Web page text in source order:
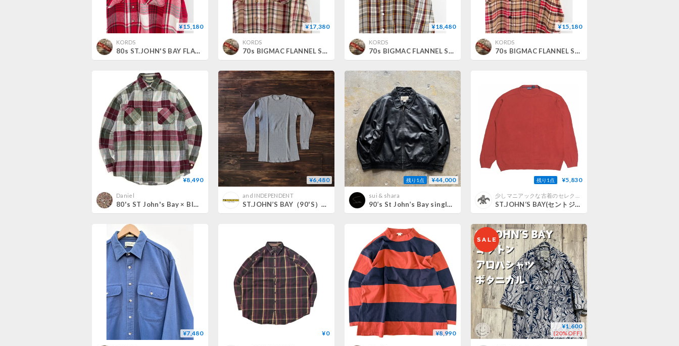
¥15,180
KORDS
80s ST.JOHN'S BAY FLANNEL SHIRT MADE IN USA 🇺🇸 Size L
¥17,380
KORDS
70s BIGMAC FLANNEL SHIRT MADE IN USA 🇺🇸 Size L
¥18,480
KORDS
70s BIGMAC FLANNEL SHIRT Size XL
¥15,180
KORDS
70s BIGMAC FLANNEL SHIRT Size M
¥8,490
Daniel
80's ST John's Bay × BIG MAC Check Flannel Shirt Lサイズ
¥6,480
and INDEPENDENT
ST.JOHN’S BAY（90'S）/ THERMAL SHIRT
残り1点 ¥44,000
sui & shara
90’s St John’s Bay single zip leather jacket
残り1点 ¥5,830
ST.JOHN‘S BAY(セントジョンズベイ) セーター
¥7,480 ¥0 ¥8,990
¥1,600
(20%OFF)